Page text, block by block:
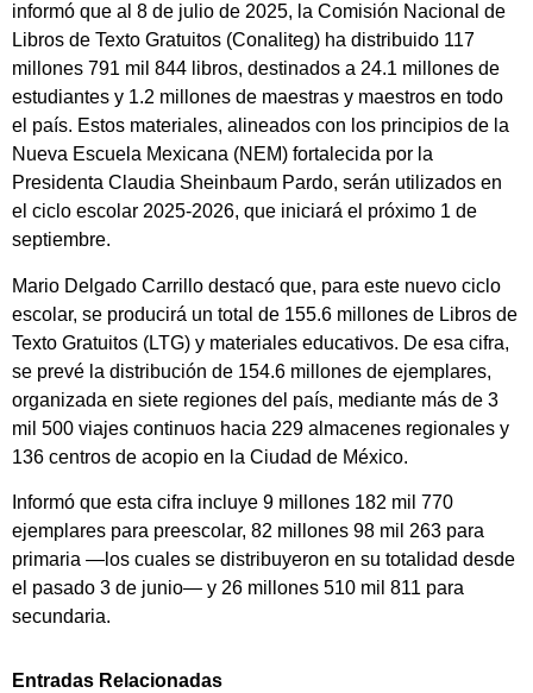
informó que al 8 de julio de 2025, la Comisión Nacional de
Libros de Texto Gratuitos (Conaliteg) ha distribuido 117
millones 791 mil 844 libros, destinados a 24.1 millones de
estudiantes y 1.2 millones de maestras y maestros en todo
el país. Estos materiales, alineados con los principios de la
Nueva Escuela Mexicana (NEM) fortalecida por la
Presidenta Claudia Sheinbaum Pardo, serán utilizados en
el ciclo escolar 2025-2026, que iniciará el próximo 1 de
septiembre.
Mario Delgado Carrillo destacó que, para este nuevo ciclo
escolar, se producirá un total de 155.6 millones de Libros de
Texto Gratuitos (LTG) y materiales educativos. De esa cifra,
se prevé la distribución de 154.6 millones de ejemplares,
organizada en siete regiones del país, mediante más de 3
mil 500 viajes continuos hacia 229 almacenes regionales y
136 centros de acopio en la Ciudad de México.
Informó que esta cifra incluye 9 millones 182 mil 770
ejemplares para preescolar, 82 millones 98 mil 263 para
primaria —los cuales se distribuyeron en su totalidad desde
el pasado 3 de junio— y 26 millones 510 mil 811 para
secundaria.
Entradas Relacionadas